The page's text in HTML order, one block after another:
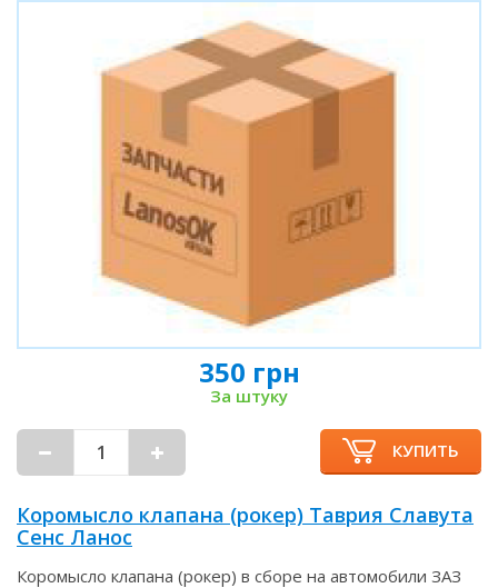
350 грн
За штуку
КУПИТЬ
Коромысло клапана (рокер) Таврия Славута
Сенс Ланос
Коромысло клапана (рокер) в сборе на автомобили ЗАЗ